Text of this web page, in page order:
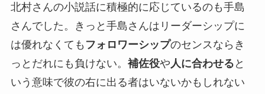
北村さんの小説話に積極的に応じているのも手島
さんでした。きっと手島さんはリーダーシップに
は優れなくても フォロワーシップのセンスならき
っとだれにも負けない。 補佐役や 人に合わせる と
いう意味で彼の右に出る者はいないかもしれない